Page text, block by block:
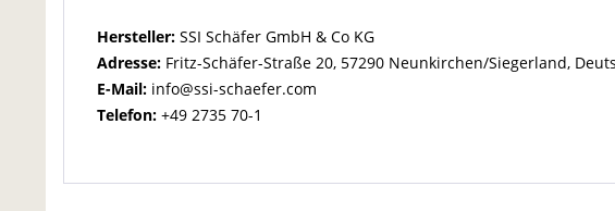
Hersteller: SSI Schäfer GmbH & Co KG
Adresse: Fritz-Schäfer-Straße 20, 57290 Neunkirchen/Siegerland,
E-Mail: info@ssi-schaefer.com
Telefon: +49 2735 70-1